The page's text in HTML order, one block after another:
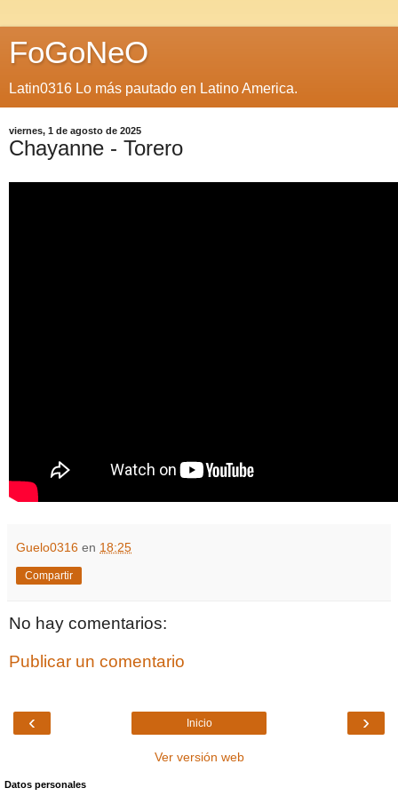
FoGoNeO
Latin0316 Lo más pautado en Latino America.
viernes, 1 de agosto de 2025
Chayanne - Torero
Guelo0316 en 18:25
Compartir
No hay comentarios:
Publicar un comentario
‹ ›
Inicio
Ver versión web
Datos personales